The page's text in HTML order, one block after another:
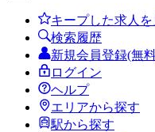
キープした求人を
検索履歴
新規会員登録(無
ログイン
ヘルプ
エリアから探す
駅から探す